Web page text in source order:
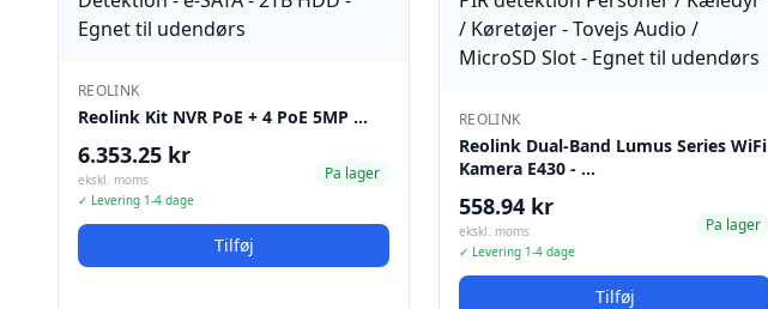
REOLINK
Reolink Kit NVR PoE + 4 PoE 5MP …
6.353.25 kr
ekskl. moms
✓ Levering 1-4 dage
Pa lager
Tilføj
REOLINK
Reolink Dual-Band Lumus Series WiFi
Kamera E430 - …
558.94 kr
ekskl. moms
✓ Levering 1-4 dage
Pa lager
Tilføj